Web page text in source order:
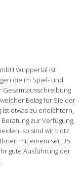
Wuppertal ist
die im Spiel- und
Gesamtausschreibung
Belag für Sie der
etwas zu erleichtern,
zur Verfügung.
so sind wir trotz
mit einem seit 35
gute Ausführung der